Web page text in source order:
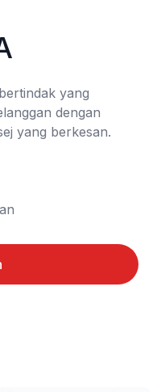
yang
dengan
yang berkesan.